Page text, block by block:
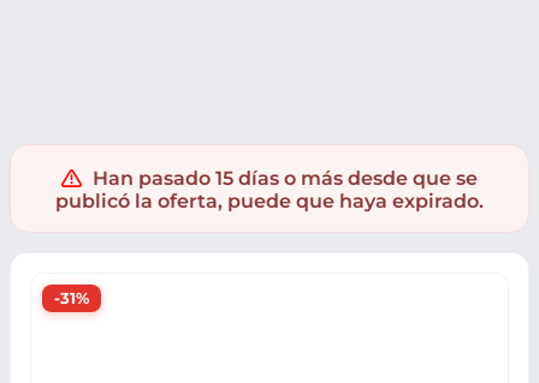
Han pasado 15 días o más desde que se
publicó la oferta, puede que haya expirado.
-31%